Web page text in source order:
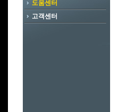
도움센터
고객센터